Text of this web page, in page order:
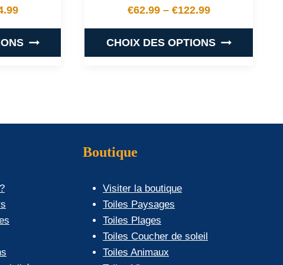
de prix : €42.99 à €104.99
€62.99– €122.99
Plage de prix : €62.99
CHOIX DES OPTIONS
être
choisies
la
page
Boutique
Visiter la boutique
Toiles Paysages
Toiles Plages
Toiles Coucher de soleil
Toiles Animaux